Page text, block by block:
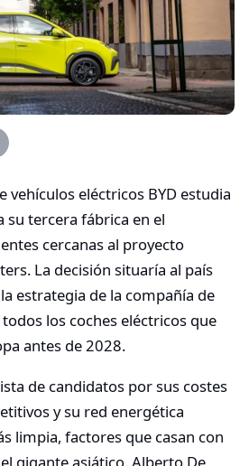
vehículos eléctricos BYD estudia
su tercera fábrica en el
cercanas al proyecto
La decisión situaría al país
estrategia de la compañía de
los coches eléctricos que
antes de 2028.
de candidatos por sus costes
y su red energética
limpia, factores que casan con